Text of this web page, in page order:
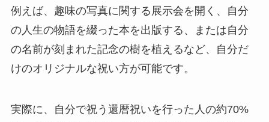
例えば、趣味の写真に関する展示会を開く、自分
の人生の物語を綴った本を出版する、または自分
の名前が刻まれた記念の樹を植えるなど、自分だ
けのオリジナルな祝い方が可能です。
実際に、自分で祝う還暦祝いを行った人の約70%